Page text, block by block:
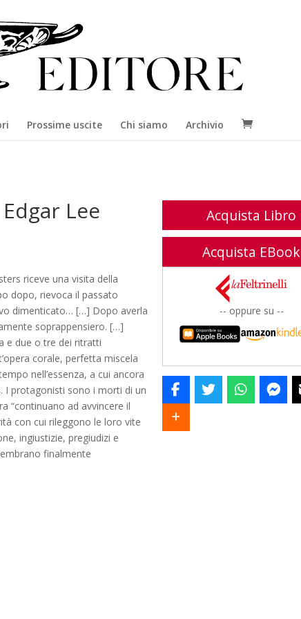
Prossime uscite Chi siamo Archivio
Lee
riceve una visita della
dopo, rievoca il passato
dimenticato… […] Dopo averla
soprappensiero. […]
e due o tre dei ritratti
corale, perfetta miscela
nell’essenza, a cui ancora
I protagonisti sono i morti di un
“continuano ad avvincere il
con cui rileggono le loro vite
ingiustizie, pregiudizi e
finalmente
Acquista Libro
Acquista EBook
-- oppure su --